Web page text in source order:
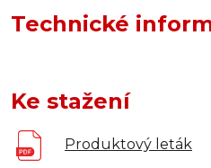
Technické
Ke stažení
Produktový leták